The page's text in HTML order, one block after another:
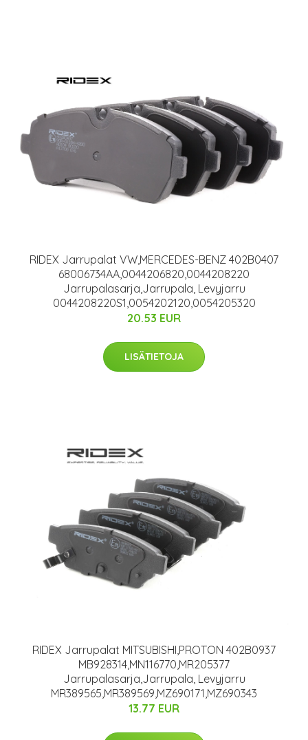
RIDEX Jarrupalat VW,MERCEDES-BENZ 402B0407
68006734AA,0044206820,0044208220
Jarrupalasarja,Jarrupala, Levyjarru
0044208220S1,0054202120,0054205320
20.53 EUR
LISÄTIETOJA
RIDEX Jarrupalat MITSUBISHI,PROTON 402B0937
MB928314,MN116770,MR205377
Jarrupalasarja,Jarrupala, Levyjarru
MR389565,MR389569,MZ690171,MZ690343
13.77 EUR